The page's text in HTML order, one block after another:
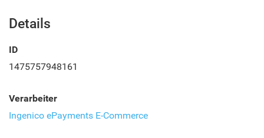
Details
ID
1475757948161
Verarbeiter
Ingenico ePayments E-Commerce